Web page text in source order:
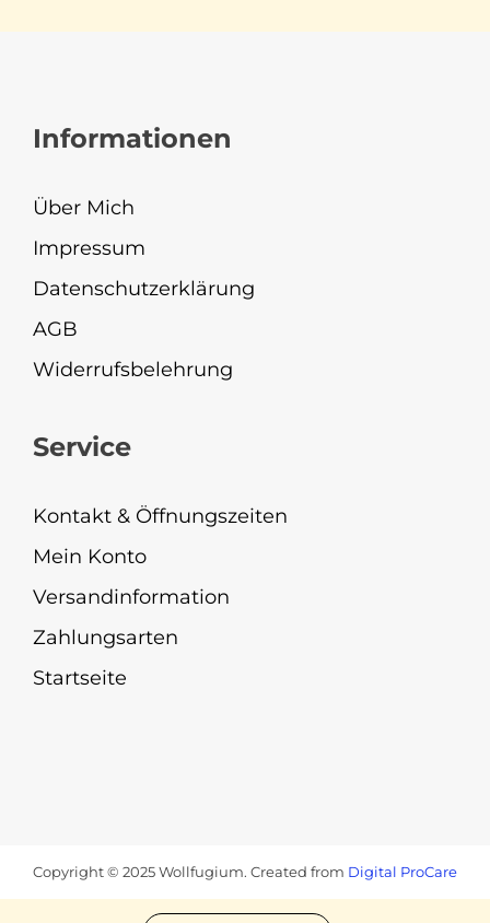
Informationen
Über Mich
Impressum
Datenschutzerklärung
AGB
Widerrufsbelehrung
Service
Kontakt & Öffnungszeiten
Mein Konto
Versandinformation
Zahlungsarten
Startseite
Copyright © 2025 Wollfugium. Created from Digital ProCare